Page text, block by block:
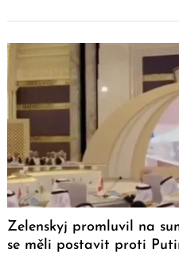
Zelenskyj promluvil na
se měli postavit proti